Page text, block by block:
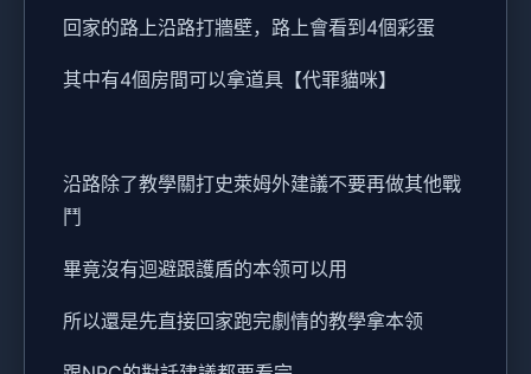
回家的路上沿路打牆壁，路上會看到4個彩蛋
其中有4個房間可以拿道具【代罪貓咪】
沿路除了教學關打史萊姆外建議不要再做其他戰
鬥
畢竟沒有迴避跟護盾的本领可以用
所以還是先直接回家跑完劇情的教學拿本领